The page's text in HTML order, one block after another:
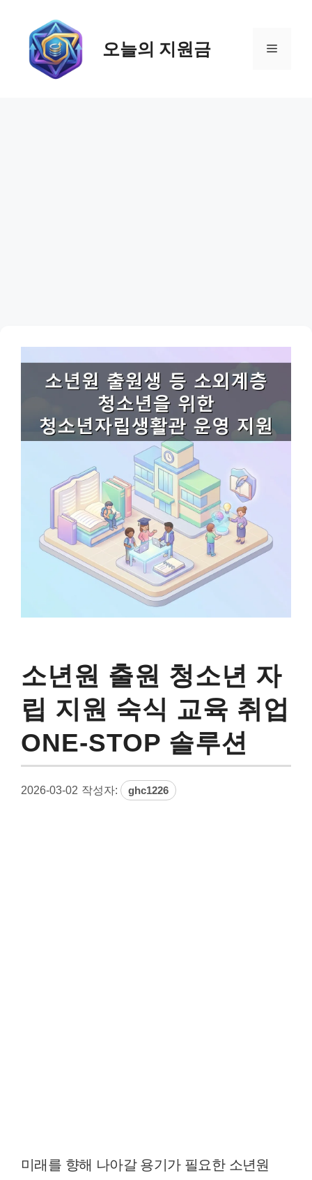
오늘의 지원금 메
소년원 출원 청소년 자
립 지원 숙식 교육 취업
ONE-STOP 솔루션
2026-03-02 작성자: ghc1226
미래를 향해 나아갈 용기가 필요한 소년원